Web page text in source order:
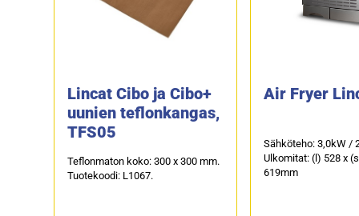
Lincat Cibo ja Cibo+
uunien teflonkangas,
TFS05
Teflonmaton koko: 300 x 300 mm.
Tuotekoodi: L1067.
Air Fryer
Sähköteho: 3,0kW /
Ulkomitat: (l) 528 x
619mm